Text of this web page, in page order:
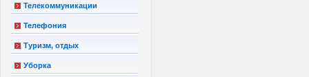
Телекоммуникации
Телефония
Туризм, отдых
Уборка